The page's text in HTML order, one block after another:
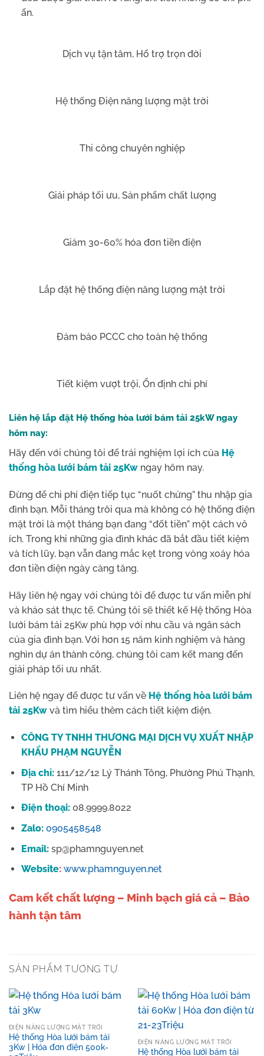
ẩn.
Dịch vụ tận tâm, Hổ trợ trọn đời
Hệ thống Điện năng lượng mặt trời
Thi công chuyên nghiệp
Giải pháp tối ưu, Sản phẩm chất lượng
Giảm 30-60% hóa đơn tiền điện
Lắp đặt hệ thống điện năng lượng mặt trời
Đảm bảo PCCC cho toàn hệ thống
Tiết kiệm vượt trội, Ổn định chi phí
Liên hệ lắp đặt Hệ thống hòa lưới bám tải 25kW ngay
hôm nay:
Hãy đến với chúng tôi để trải nghiệm lợi ích của Hệ
thống hòa lưới bám tải 25Kw ngay hôm nay.
Đừng để chi phí điện tiếp tục “nuốt chửng” thu nhập gia
đình bạn. Mỗi tháng trôi qua mà không có hệ thống điện
mặt trời là một tháng bạn đang “đốt tiền” một cách vô
ích. Trong khi những gia đình khác đã bắt đầu tiết kiệm
và tích lũy, bạn vẫn đang mắc kẹt trong vòng xoáy hóa
đơn tiền điện ngày càng tăng.
Hãy liên hệ ngay với chúng tôi để được tư vấn miễn phí
và khảo sát thực tế. Chúng tôi sẽ thiết kế Hệ thống Hòa
lưới bám tải 25Kw phù hợp với nhu cầu và ngân sách
của gia đình bạn. Với hơn 15 năm kinh nghiệm và hàng
nghìn dự án thành công, chúng tôi cam kết mang đến
giải pháp tối ưu nhất.
Liên hệ ngay để được tư vấn về Hệ thống hòa lưới bám
tải 25Kw và tìm hiểu thêm cách tiết kiệm điện.
CÔNG TY TNHH THƯƠNG MẠI DỊCH VỤ XUẤT NHẬP
KHẨU PHẠM NGUYỄN
Địa chỉ: 111/12/12 Lý Thánh Tông, Phường Phú Thạnh,
TP Hồ Chí Minh
Điện thoại:08.9999.8022
Zalo: 0905458548
Email: sp@phamnguyen.net
Website: www.phamnguyen.net
Cam kết chất lượng – Minh bạch giá cả – Bảo
hành tận tâm
SẢN PHẨM TƯƠNG TỰ
ĐIỆN NĂNG LƯỢNG MẶT TRỜI
Hệ thống Hòa lưới bám tải
3Kw | Hóa đơn điện 500k-
ĐIỆN NĂNG LƯỢNG MẶT TRỜI
Hệ thống Hòa lưới bám tải